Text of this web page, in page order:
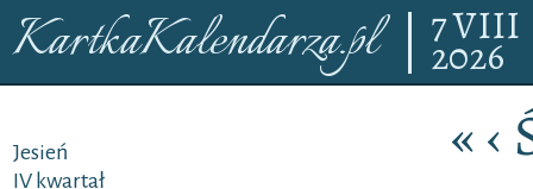
KartkaKalendarza.pl 7VIII
2026
Jesień
IV kwartał
«‹